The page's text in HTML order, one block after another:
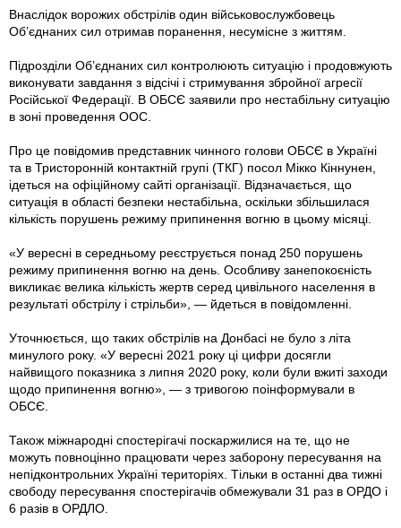
Внаслідок ворожих обстрілів один військовослужбовець
Об’єднаних сил отримав поранення, несумісне з життям.
Підрозділи Об’єднаних сил контролюють ситуацію i продовжують
виконувати завдання з відсічі і стримування збройної агресії
Російської Федерації. В ОБСЄ заявили про нестабільну ситуацію
в зоні проведення ООС.
Про це повідомив представник чинного голови ОБСЄ в Україні
та в Тристороннiй контактній групі (ТКГ) посол Мікко Кіннунен,
iдеться на офіційному сайті організації. Відзначається, що
ситуація в області безпеки нестабільна, оскільки збільшилася
кількість порушень режиму припинення вогню в цьому місяці.
«У вересні в середньому реєструється понад 250 порушень
режиму припинення вогню на день. Особливу занепокоєність
викликає велика кількість жертв серед цивільного населення в
результаті обстрілу і стрільби», — йдеться в повідомленні.
Уточнюється, що таких обстрілів на Донбасі не було з літа
минулого року. «У вересні 2021 року цi цифри досягли
найвищого показника з липня 2020 року, коли були вжиті заходи
щодо припинення вогню», — з тривогою поінформували в
ОБСЄ.
Також міжнародні спостерігачі поскаржилися на те, що не
можуть повноцінно працювати через заборону пересування на
непідконтрольних Україні територіях. Тільки в останні два тижні
свободу пересування спостерігачів обмежували 31 раз в ОРДО і
6 разів в ОРДЛО.